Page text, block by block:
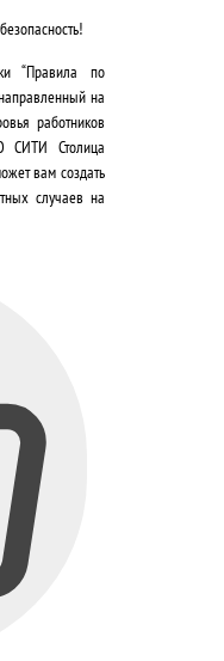
“Правила по
на
работников
Столица
вам создать
случаев на